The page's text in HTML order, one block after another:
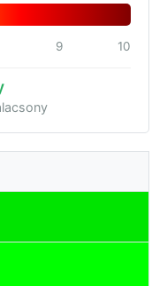
9 10